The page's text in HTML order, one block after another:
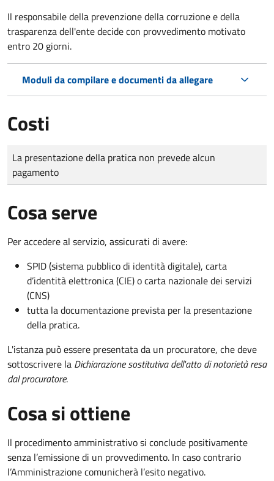
Il responsabile della prevenzione della corruzione e della
trasparenza dell'ente decide con provvedimento motivato
entro 20 giorni.
Moduli da compilare e documenti da allegare
Costi
Tipo di pagamento
Importo
La presentazione della pratica non prevede alcun
pagamento
Cosa serve
Per accedere al servizio, assicurati di avere:
SPID (sistema pubblico di identità digitale), carta
d’identità elettronica (CIE) o carta nazionale dei servizi
(CNS)
tutta la documentazione prevista per la presentazione
della pratica.
L'istanza può essere presentata da un procuratore, che deve
sottoscrivere la Dichiarazione sostitutiva dell'atto di notorietà resa
dal procuratore.
Cosa si ottiene
Il procedimento amministrativo si conclude positivamente
senza l’emissione di un provvedimento. In caso contrario
l’Amministrazione comunicherà l’esito negativo.